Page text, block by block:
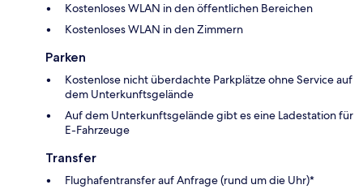
Kostenloses WLAN in den öffentlichen Bereichen
Kostenloses WLAN in den Zimmern
Parken
Kostenlose nicht überdachte Parkplätze ohne Service auf
dem Unterkunftsgelände
Auf dem Unterkunftsgelände gibt es eine Ladestation für
E-Fahrzeuge
Transfer
Flughafentransfer auf Anfrage (rund um die Uhr)*